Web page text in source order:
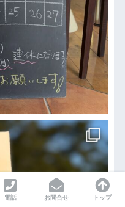
電話
お問合せ トップ